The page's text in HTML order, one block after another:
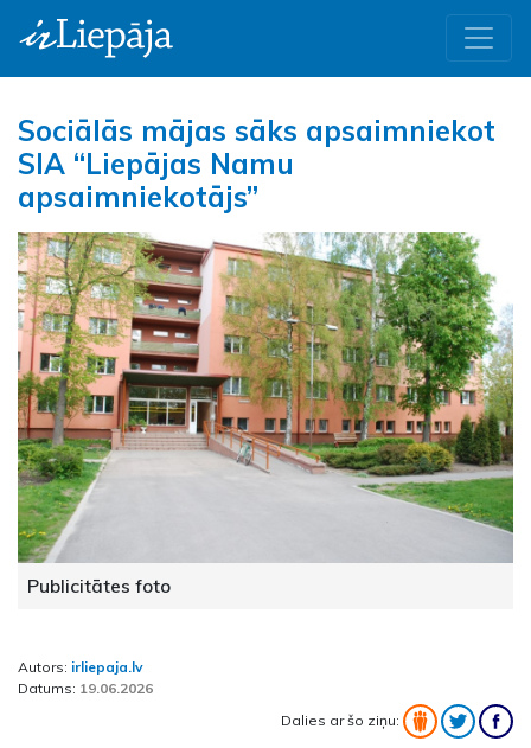
Sociālās mājas sāks apsaimniekot
SIA “Liepājas Namu
apsaimniekotājs”
Publicitātes foto
Autors: irliepaja.lv
Datums: 19.06.2026
Dalies ar šo ziņu: